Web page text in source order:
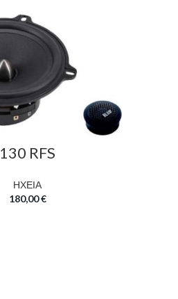
130 RFS
ΗΧΕΙΑ
180,00€